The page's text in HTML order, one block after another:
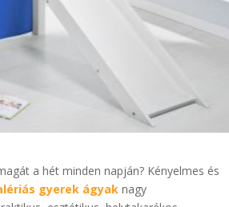
a hét minden napján? Kényelmes és
gyerek ágyak nagy